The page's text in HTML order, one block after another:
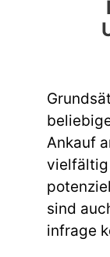
Ankauf
vielfältig
sind
infrage